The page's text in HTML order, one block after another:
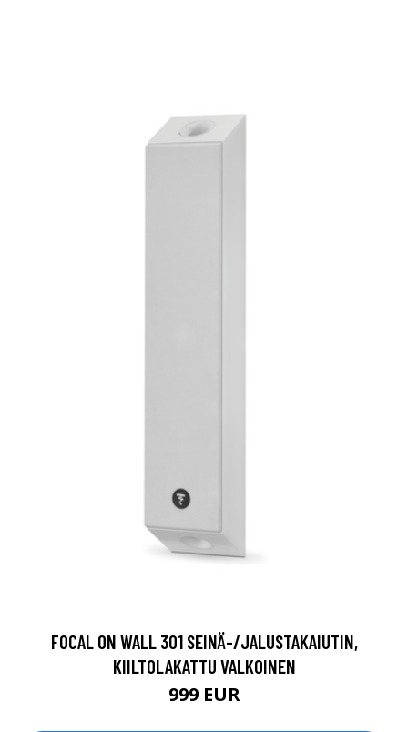
FOCAL ON WALL 301 SEINÄ-/JALUSTAKAIUTIN,
KIILTOLAKATTU VALKOINEN
999 EUR